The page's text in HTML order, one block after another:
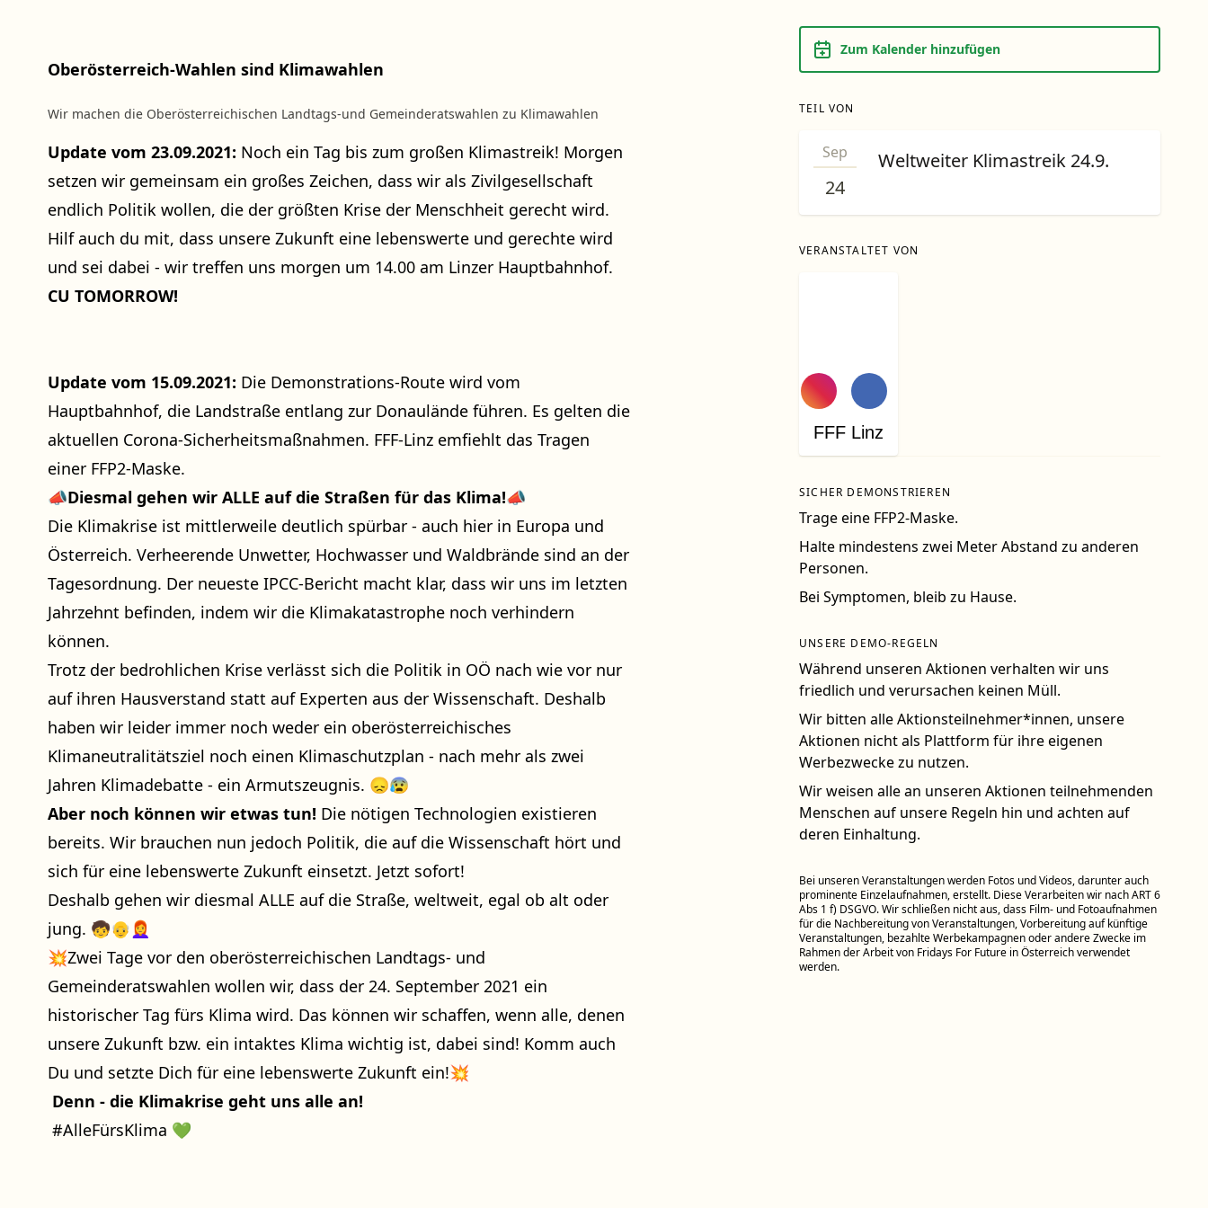
Oberösterreich-Wahlen sind Klimawahlen
Wir machen die Oberösterreichischen Landtags-und Gemeinderatswahlen zu Klimawahlen
Update vom 23.09.2021: Noch ein Tag bis zum großen Klimastreik! Morgen
setzen wir gemeinsam ein großes Zeichen, dass wir als Zivilgesellschaft
endlich Politik wollen, die der größten Krise der Menschheit gerecht wird.
Hilf auch du mit, dass unsere Zukunft eine lebenswerte und gerechte wird
und sei dabei - wir treffen uns morgen um 14.00 am Linzer Hauptbahnhof.
CU TOMORROW!
Update vom 15.09.2021: Die Demonstrations-Route wird vom
Hauptbahnhof, die Landstraße entlang zur Donaulände führen. Es gelten die
aktuellen Corona-Sicherheitsmaßnahmen. FFF-Linz emfiehlt das Tragen
einer FFP2-Maske.
📣Diesmal gehen wir ALLE auf die Straßen für das Klima!📣
Die Klimakrise ist mittlerweile deutlich spürbar - auch hier in Europa und
Österreich. Verheerende Unwetter, Hochwasser und Waldbrände sind an der
Tagesordnung. Der neueste IPCC-Bericht macht klar, dass wir uns im letzten
Jahrzehnt befinden, indem wir die Klimakatastrophe noch verhindern
können.
Trotz der bedrohlichen Krise verlässt sich die Politik in OÖ nach wie vor nur
auf ihren Hausverstand statt auf Experten aus der Wissenschaft. Deshalb
haben wir leider immer noch weder ein oberösterreichisches
Klimaneutralitätsziel noch einen Klimaschutzplan - nach mehr als zwei
Jahren Klimadebatte - ein Armutszeugnis. 😞😰
Aber noch können wir etwas tun! Die nötigen Technologien existieren
bereits. Wir brauchen nun jedoch Politik, die auf die Wissenschaft hört und
sich für eine lebenswerte Zukunft einsetzt. Jetzt sofort!
Deshalb gehen wir diesmal ALLE auf die Straße, weltweit, egal ob alt oder
jung. 🧒👴👩‍🦰
💥Zwei Tage vor den oberösterreichischen Landtags- und
Gemeinderatswahlen wollen wir, dass der 24. September 2021 ein
historischer Tag fürs Klima wird. Das können wir schaffen, wenn alle, denen
unsere Zukunft bzw. ein intaktes Klima wichtig ist, dabei sind! Komm auch
Du und setzte Dich für eine lebenswerte Zukunft ein!💥
Denn - die Klimakrise geht uns alle an!
#AlleFürsKlima 💚
Zum Kalender hinzufügen
TEIL VON
Sep
24
Weltweiter Klimastreik 24.9.
VERANSTALTET VON
FFF Linz
SICHER DEMONSTRIEREN
Trage eine FFP2-Maske.
Halte mindestens zwei Meter Abstand zu anderen
Personen.
Bei Symptomen, bleib zu Hause.
UNSERE DEMO-REGELN
Während unseren Aktionen verhalten wir uns
friedlich und verursachen keinen Müll.
Wir bitten alle Aktionsteilnehmer*innen, unsere
Aktionen nicht als Plattform für ihre eigenen
Werbezwecke zu nutzen.
Wir weisen alle an unseren Aktionen teilnehmenden
Menschen auf unsere Regeln hin und achten auf
deren Einhaltung.
Bei unseren Veranstaltungen werden Fotos und Videos, darunter auch
prominente Einzelaufnahmen, erstellt. Diese Verarbeiten wir nach ART 6
Abs 1 f) DSGVO. Wir schließen nicht aus, dass Film- und Fotoaufnahmen
für die Nachbereitung von Veranstaltungen, Vorbereitung auf künftige
Veranstaltungen, bezahlte Werbekampagnen oder andere Zwecke im
Rahmen der Arbeit von Fridays For Future in Österreich verwendet
werden.